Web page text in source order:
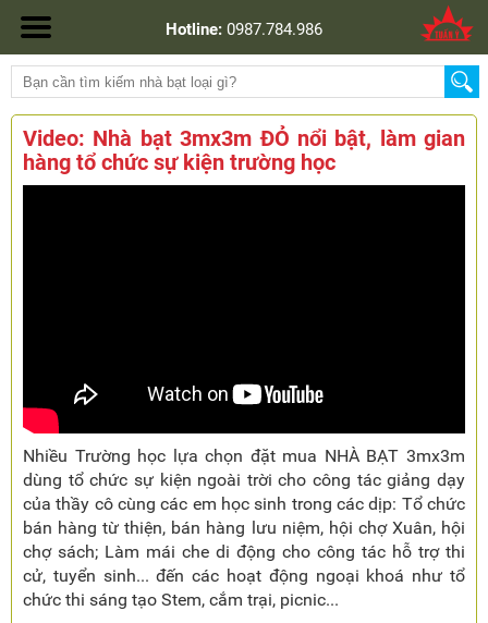
Hotline: 0987.784.986
Video: Nhà bạt 3mx3m ĐỎ nổi bật, làm gian
hàng tổ chức sự kiện trường học
Nhiều Trường học lựa chọn đặt mua NHÀ BẠT 3mx3m
dùng tổ chức sự kiện ngoài trời cho công tác giảng dạy
của thầy cô cùng các em học sinh trong các dịp: Tổ chức
bán hàng từ thiện, bán hàng lưu niệm, hội chợ Xuân, hội
chợ sách; Làm mái che di động cho công tác hỗ trợ thi
cử, tuyển sinh... đến các hoạt động ngoại khoá như tổ
chức thi sáng tạo Stem, cắm trại, picnic...